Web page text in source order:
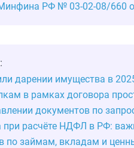
РФ № 03-02-08/660
дарении имущества в
в рамках договора
документов по
при расчёте НДФЛ в РФ:
по займам, вкладам и